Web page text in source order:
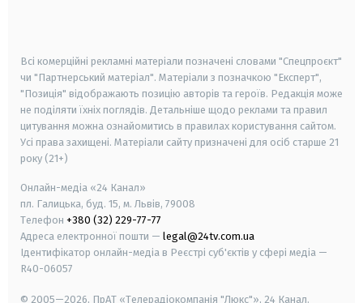
Всі комерційні рекламні матеріали позначені словами "Спецпроєкт"
чи "Партнерський матеріал". Матеріали з позначкою "Експерт",
"Позиція" відображають позицію авторів та героїв. Редакція може
не поділяти їхніх поглядів. Детальніше щодо реклами та правил
цитування можна ознайомитись в правилах користування сайтом.
Усі права захищені. Матеріали сайту призначені для осіб старше 21
року (21+)
Онлайн-медіа «24 Канал»
пл. Галицька, буд. 15, м. Львів, 79008
Телефон +380 (32) 229-77-77
Адреса електронної пошти — legal@24tv.com.ua
Ідентифікатор онлайн-медіа в Реєстрі суб'єктів у сфері медіа —
R40-06057
© 2005—2026, ПрАТ «Телерадіокомпанія "Люкс"», 24 Канал.